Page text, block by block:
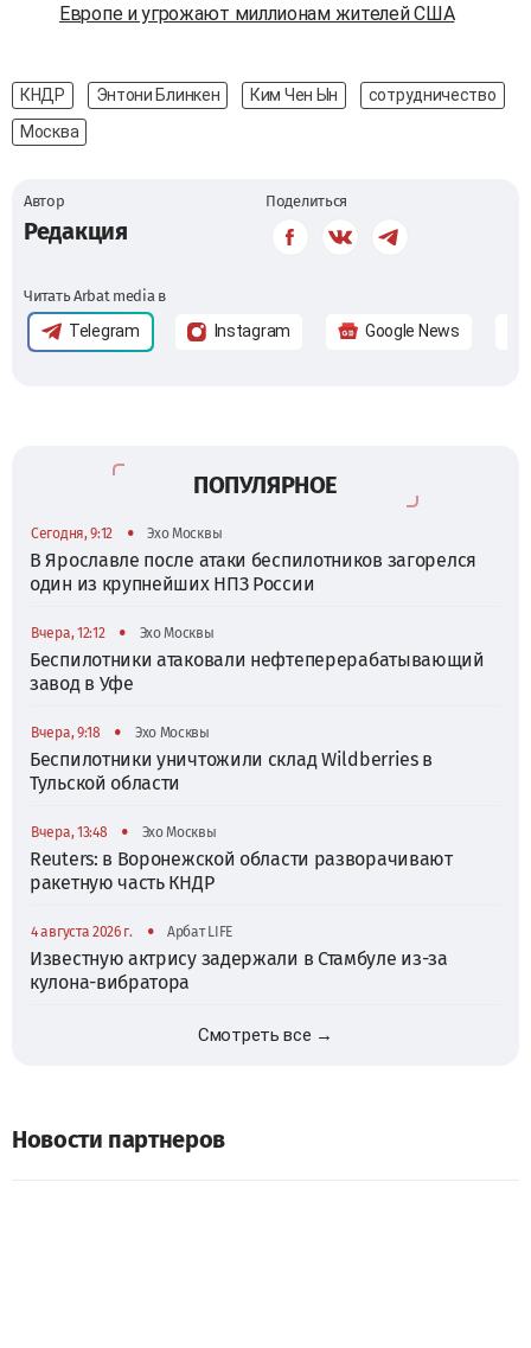
Европе и угрожают миллионам жителей США
КНДР Энтони Блинкен Ким Чен Ын
сотрудничество
Москва
Автор
Редакция
Поделиться
Читать Arbat media в
Telegram Instagram Google News
ПОПУЛЯРНОЕ
Сегодня, 9:12 • Эхо Москвы
В Ярославле после атаки беспилотников загорелся
один из крупнейших НПЗ России
Вчера, 12:12 • Эхо Москвы
Беспилотники атаковали нефтеперерабатывающий
завод в Уфе
Вчера, 9:18 • Эхо Москвы
Беспилотники уничтожили склад Wildberries в
Тульской области
Вчера, 13:48 • Эхо Москвы
Reuters: в Воронежской области разворачивают
ракетную часть КНДР
4 августа 2026 г. • Арбат LIFE
Известную актрису задержали в Стамбуле из-за
кулона-вибратора
Смотреть все →
Новости партнеров